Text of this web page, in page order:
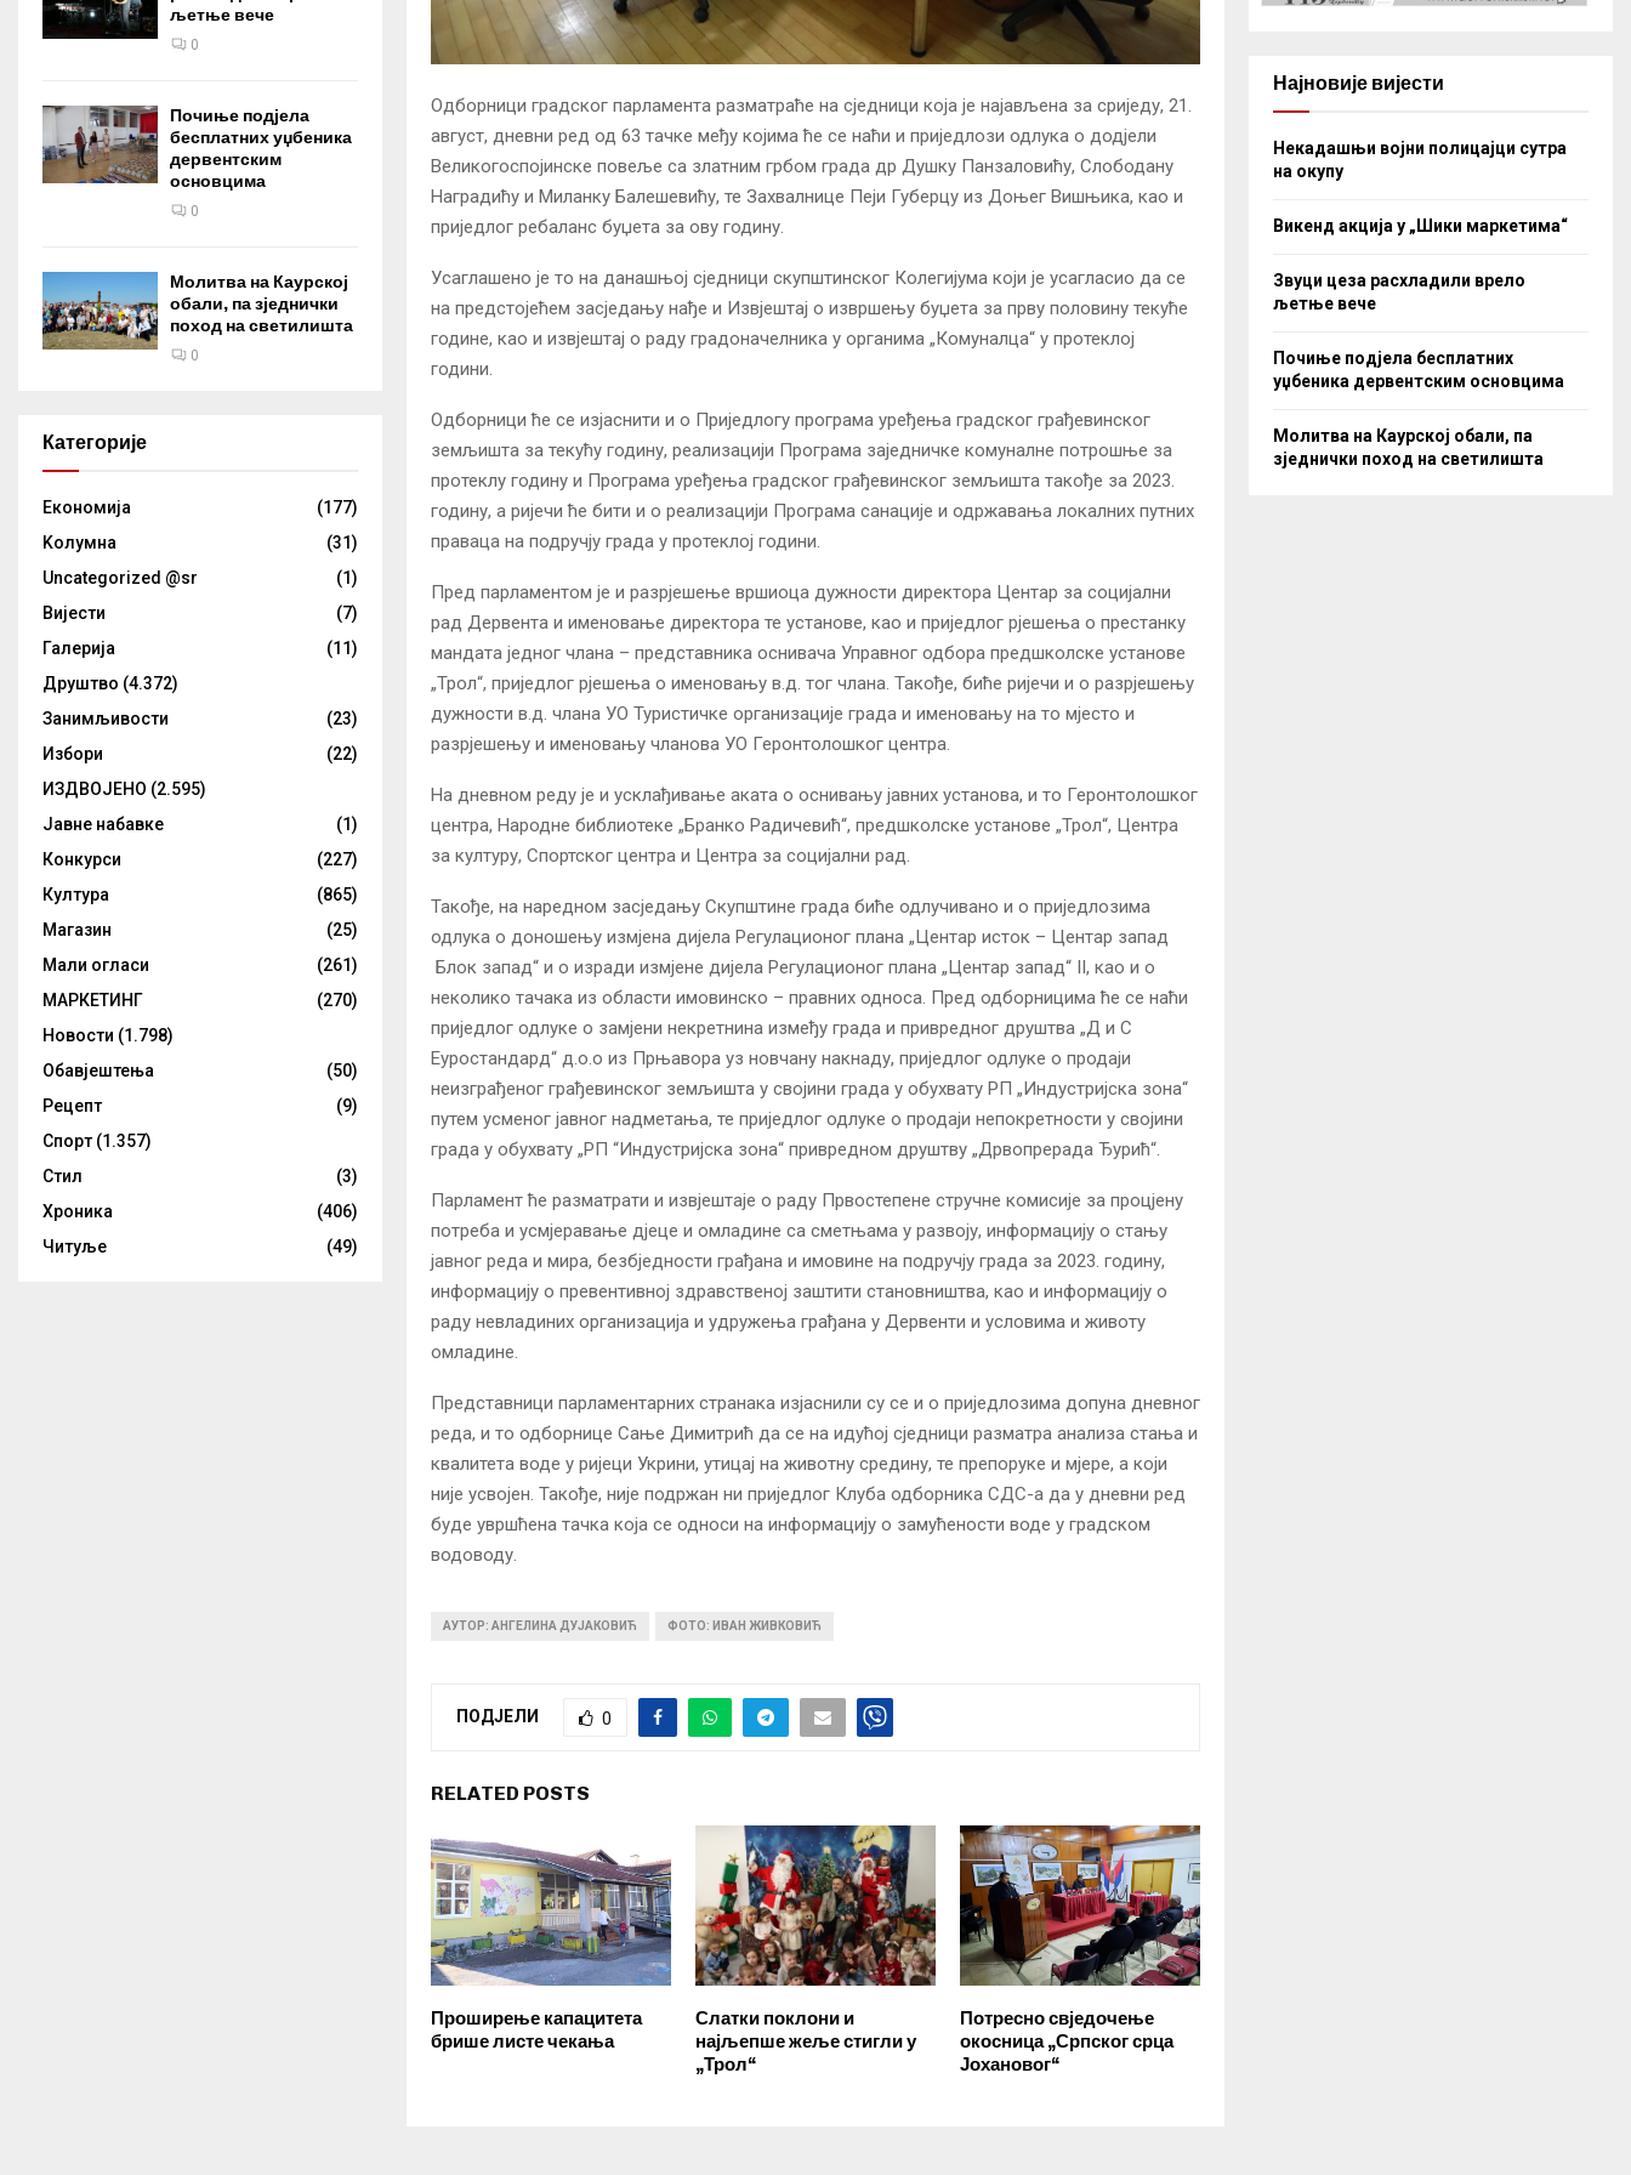
Одборници градског парламента разматраће на сједници која је најављена за сриједу, 21.
август, дневни ред од 63 тачке међу којима ће се наћи и приједлози одлука о додјели
Великогоспојинске повеље са златним грбом града др Душку Панзаловићу, Слободану
Наградићу и Миланку Балешевићу, те Захвалнице Пеји Губерцу из Доњег Вишњика, као и
приједлог ребаланс буџета за ову годину.
Усаглашено је то на данашњој сједници скупштинског Колегијума који је усагласио да се
на предстојећем засједању нађе и Извјештај о извршењу буџета за прву половину текуће
године, као и извјештај о раду градоначелника у органима „Комуналца“ у протеклој
години.
Одборници ће се изјаснити и о Приједлогу програма уређења градског грађевинског
земљишта за текућу годину, реализацији Програма заједничке комуналне потрошње за
протеклу годину и Програма уређења градског грађевинског земљишта такође за 2023.
годину, а ријечи ће бити и о реализацији Програма санације и одржавања локалних путних
праваца на подручју града у протеклој години.
Пред парламентом је и разрјешење вршиоца дужности директора Центар за социјални
рад Дервента и именовање директора те установе, као и приједлог рјешења о престанку
мандата једног члана – представника оснивача Управног одбора предшколске установе
„Трол“, приједлог рјешења о именовању в.д. тог члана. Такође, биће ријечи и о разрјешењу
дужности в.д. члана УО Туристичке организације града и именовању на то мјесто и
разрјешењу и именовању чланова УО Геронтолошког центра.
На дневном реду је и усклађивање аката о оснивању јавних установа, и то Геронтолошког
центра, Народне библиотеке „Бранко Радичевић“, предшколске установе „Трол“, Центра
за културу, Спортског центра и Центра за социјални рад.
Такође, на наредном засједању Скупштине града биће одлучивано и о приједлозима
одлука о доношењу измјена дијела Регулационог плана „Центар исток – Центар запад
Блок запад“ и о изради измјене дијела Регулационог плана „Центар запад“ II, као и о
неколико тачака из области имовинско – правних односа. Пред одборницима ће се наћи
приједлог одлуке о замјени некретнина између града и привредног друштва „Д и С
Еуростандард“ д.о.о из Прњавора уз новчану накнаду, приједлог одлуке о продаји
неизграђеног грађевинског земљишта у својини града у обухвату РП „Индустријска зона“
путем усменог јавног надметања, те приједлог одлуке о продаји непокретности у својини
града у обухвату „РП “Индустријска зона“ привредном друштву „Дрвопрерада Ђурић“.
Парламент ће разматрати и извјештаје о раду Првостепене стручне комисије за процјену
потреба и усмјеравање дјеце и омладине са сметњама у развоју, информацију о стању
јавног реда и мира, безбједности грађана и имовине на подручју града за 2023. годину,
информацију о превентивној здравственој заштити становништва, као и информацију о
раду невладиних организација и удружења грађана у Дервенти и условима и животу
омладине.
Представници парламентарних странака изјаснили су се и о приједлозима допуна дневног
реда, и то одборнице Сање Димитрић да се на идућој сједници разматра анализа стања и
квалитета воде у ријеци Укрини, утицај на животну средину, те препоруке и мјере, а који
није усвојен. Такође, није подржан ни приједлог Клуба одборника СДС-а да у дневни ред
буде увршћена тачка која се односи на информацију о замућености воде у градском
водоводу.
АУТОР: АНГЕЛИНА ДУЈАКОВИЋ ФОТО: ИВАН ЖИВКОВИЋ
ПОДЈЕЛИ 0
RELATED POSTS
Проширење капацитета
брише листе чекања
Слатки поклони и
најљепше жеље стигли у
„Трол“
Потресно свједочење
окосница „Српског срца
Јохановог“
љетње вече
0
Почиње подјела
бесплатних уџбеника
дервентским
основцима
0
Молитва на Каурској
обали, па зједнички
поход на светилишта
0
Категорије
Eкономија
(177)
Kолумнa
(31)
Uncategorized @sr
(1)
Вијести
(7)
Галерија
(11)
Друштво (4.372)
Занимљивости
(23)
Избори
(22)
ИЗДВОЈЕНО (2.595)
Јавне набавке
(1)
Конкурси
(227)
Култура
(865)
Магазин
(25)
Мали огласи
(261)
МАРКЕТИНГ
(270)
Новости (1.798)
Обавјештења
(50)
Рецепт
(9)
Спорт (1.357)
Стил
(3)
Хроника
(406)
Читуље
(49)
Најновије вијести
Некадашњи војни полицајци сутра
на окупу
Викенд акција у „Шики маркетима“
Звуци цеза расхладили врело
љетње вече
Почиње подјела бесплатних
уџбеника дервентским основцима
Молитва на Каурској обали, па
зједнички поход на светилишта